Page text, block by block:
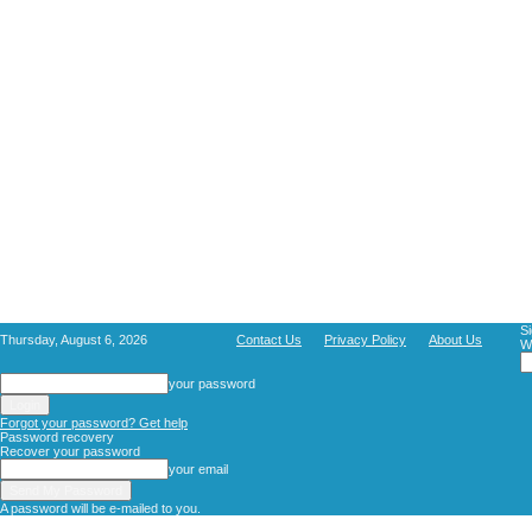
Thursday, August 6, 2026 Contact Us Privacy Policy About Us
your password
Forgot your password? Get help
Password recovery
Recover your password
your email
A password will be e-mailed to you.